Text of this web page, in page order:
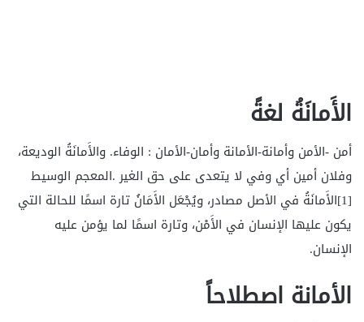
الأَمانَةُ لغةً
أمن -الأمن وأمانة-الأمانة وأمان-الأمان : الوفاء. والأَمانَةُ الوديعة،
وفلان أمين أي وفي لا يتعدى على حق الغير .المعجم الوسيط
[1]الأَمانَةُ في الأصل مصادر، ويُجْعَل الأَمَانُ تارة اسمًا للحالة التي
يكون عليها الإنسان في الأَمْن، وتارة اسمًا لما يؤمن عليه
الإنسان.
الأمانة اصطلاحاً